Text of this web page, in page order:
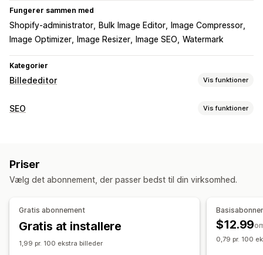
Fungerer sammen med
Shopify-administrator Bulk Image Editor
Image Compressor
Image Optimizer
Image Resizer Image SEO Watermark
Kategorier
Billededitor Vis funktioner
Optimering af billeder
Masseredigering
Beskæring
Størrelsesændring
SEO Vis funktioner
Navngivning af filer
Sideindeksering Masseredigering Lokal SEO
Automatiseringer
SEO-score
Priser
Vælg det abonnement, der passer bedst til din virksomhed.
Gratis abonnement
Gratis at installere
1,99 pr. 100 ekstra billeder
$12.99
0,79 pr. 100